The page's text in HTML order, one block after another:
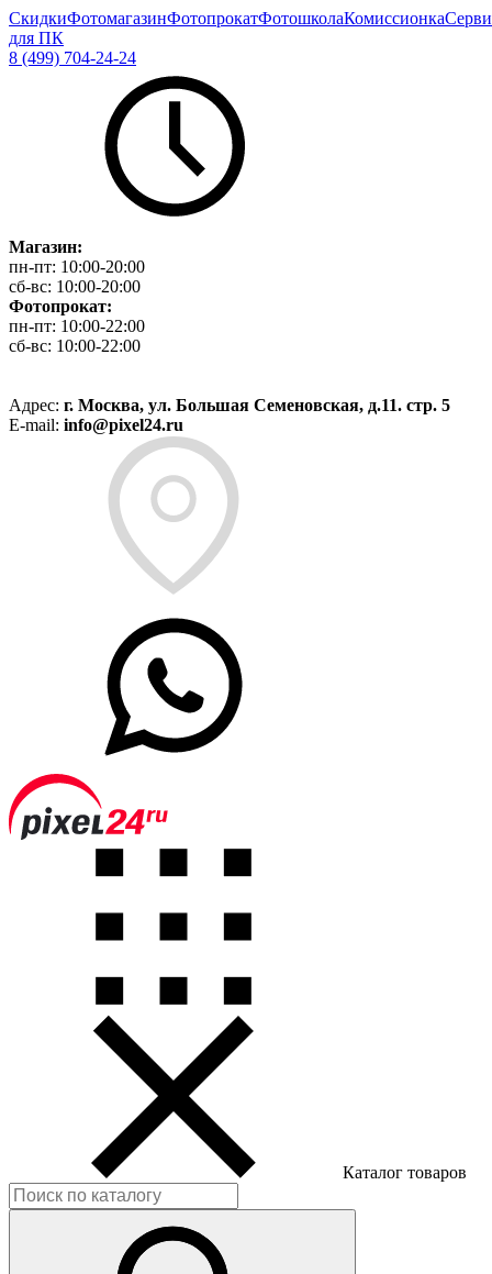
СкидкиФотомагазинФотопрокатФотошколаКомиссионка
для ПК
8 (499) 704-24-24
Магазин:
пн-пт: 10:00-20:00
сб-вс: 10:00-20:00
Фотопрокат:
пн-пт: 10:00-22:00
сб-вс: 10:00-22:00
Адрес: г. Москва, ул. Большая Семеновская, д.11. стр. 5
E-mail: info@pixel24.ru
Каталог товаров